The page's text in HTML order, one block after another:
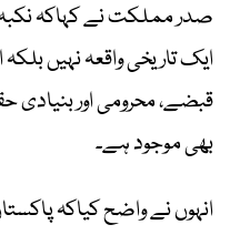
صدر مملکت نے کہاکہ
ایک تاریخی واقعہ نہیں
قبضے، محرومی اور
بھی موجود ہے۔
انہوں نے واضح کیاکہ